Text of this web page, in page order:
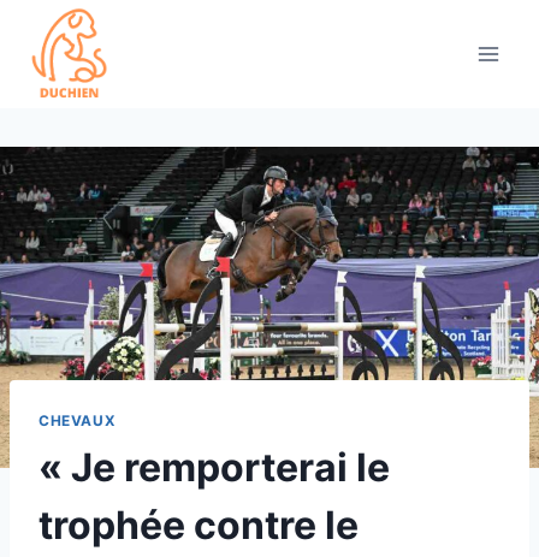
content
CHEVAUX
« Je remporterai le
trophée contre le